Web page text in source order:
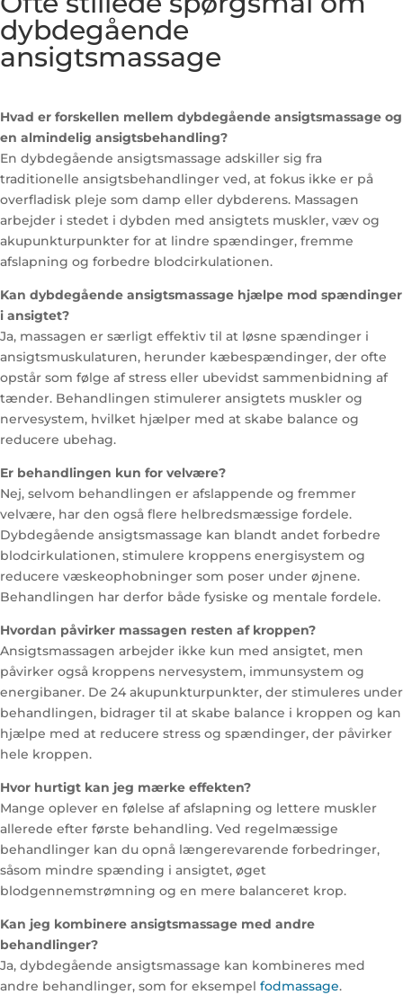
dybdegående
ansigtsmassage
Hvad er forskellen mellem dybdegående ansigtsmassage og
en almindelig ansigtsbehandling?
En dybdegående ansigtsmassage adskiller sig fra
traditionelle ansigtsbehandlinger ved, at fokus ikke er på
overfladisk pleje som damp eller dybderens. Massagen
arbejder i stedet i dybden med ansigtets muskler, væv og
akupunkturpunkter for at lindre spændinger, fremme
afslapning og forbedre blodcirkulationen.
Kan dybdegående ansigtsmassage hjælpe mod spændinger
i ansigtet?
Ja, massagen er særligt effektiv til at løsne spændinger i
ansigtsmuskulaturen, herunder kæbespændinger, der ofte
opstår som følge af stress eller ubevidst sammenbidning af
tænder. Behandlingen stimulerer ansigtets muskler og
nervesystem, hvilket hjælper med at skabe balance og
reducere ubehag.
Er behandlingen kun for velvære?
Nej, selvom behandlingen er afslappende og fremmer
velvære, har den også flere helbredsmæssige fordele.
Dybdegående ansigtsmassage kan blandt andet forbedre
blodcirkulationen, stimulere kroppens energisystem og
reducere væskeophobninger som poser under øjnene.
Behandlingen har derfor både fysiske og mentale fordele.
Hvordan påvirker massagen resten af kroppen?
Ansigtsmassagen arbejder ikke kun med ansigtet, men
påvirker også kroppens nervesystem, immunsystem og
energibaner. De 24 akupunkturpunkter, der stimuleres under
behandlingen, bidrager til at skabe balance i kroppen og kan
hjælpe med at reducere stress og spændinger, der påvirker
hele kroppen.
Hvor hurtigt kan jeg mærke effekten?
Mange oplever en følelse af afslapning og lettere muskler
allerede efter første behandling. Ved regelmæssige
behandlinger kan du opnå længerevarende forbedringer,
såsom mindre spænding i ansigtet, øget
blodgennemstrømning og en mere balanceret krop.
Kan jeg kombinere ansigtsmassage med andre
behandlinger?
Ja, dybdegående ansigtsmassage kan kombineres med
andre behandlinger, som for eksempel fodmassage.